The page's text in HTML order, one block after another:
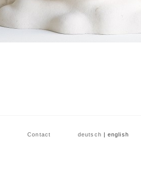
Contact deutsch | english